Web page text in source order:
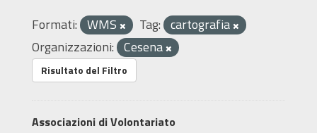
Formati: WMS Tag: cartografia
Organizzazioni: Cesena
Risultato del Filtro
Associazioni di Volontariato